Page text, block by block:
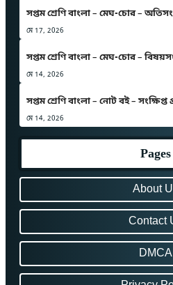
সপ্তম শ্রেণি বাংলা – মেঘ-চোর –
মে 17, 2026
সপ্তম শ্রেণি বাংলা – মেঘ-চোর –
মে 14, 2026
সপ্তম শ্রেণি বাংলা – নোট বই – সংক্ষিপ্ত
মে 14, 2026
Pages
About
Contact
DMCA